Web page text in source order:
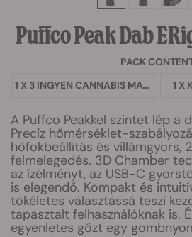
Puffco Peak Dab
PACK
1 X 3 INGYEN CANNABIS MAGOK
1 X
A Puffco Peakkel szintet lép a
Precíz hőmérséklet-
hőfokbeállítás és villámgyors,
felmelegedés. 3D Chamber
az ízélményt, az USB-C
is elegendő. Kompakt és
tökéletes választássá teszi
tapasztalt felhasználóknak is.
egyenletes gőzt egy